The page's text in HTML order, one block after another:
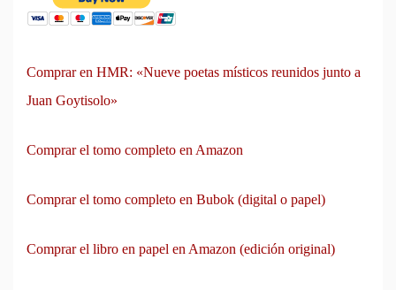
Comprar en HMR: «Nueve poetas místicos reunidos junto a
Juan Goytisolo»
Comprar el tomo completo en Amazon
Comprar el tomo completo en Bubok (digital o papel)
Comprar el libro en papel en Amazon (edición original)